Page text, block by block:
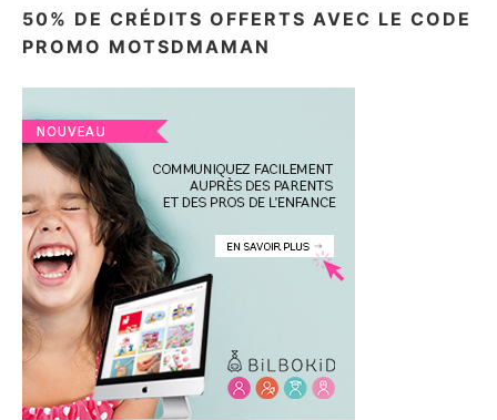
50% DE CRÉDITS OFFERTS AVEC LE CODE
PROMO MOTSDMAMAN